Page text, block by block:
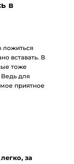
в
ложиться
вставать. В
тоже
Ведь для
приятное
за